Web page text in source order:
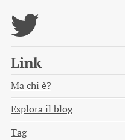
Link
Ma chi è?
Esplora il blog
Tag